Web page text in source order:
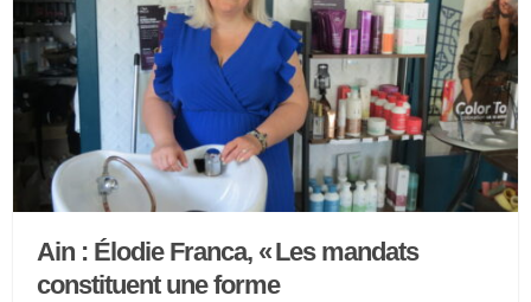
Ain : Élodie Franca, « Les mandats
constituent une forme